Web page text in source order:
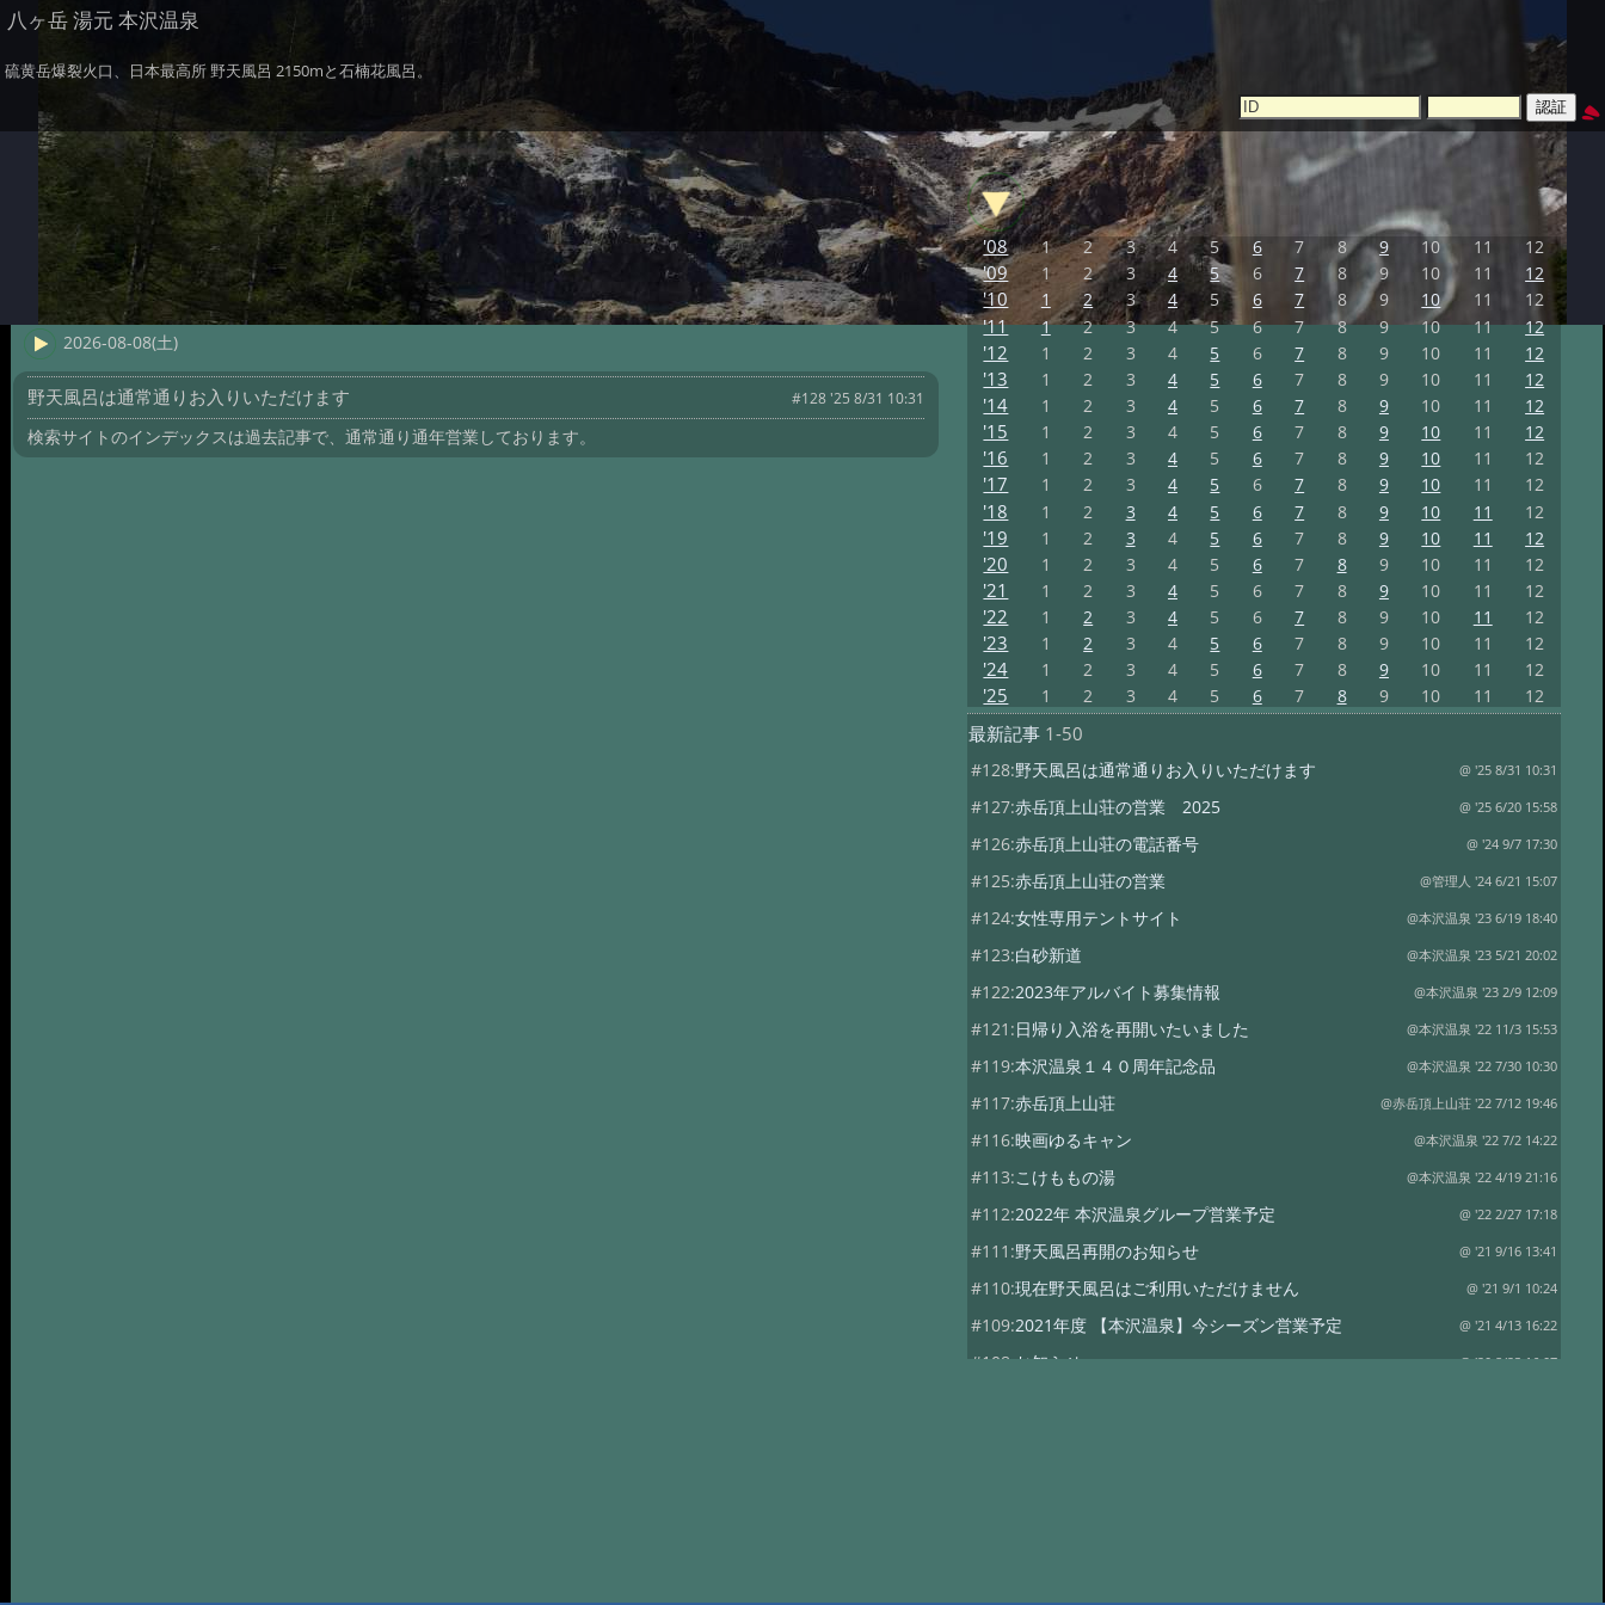
八ヶ岳 湯元 本沢温泉
硫黄岳爆裂火口、日本最高所 野天風呂 2150mと石楠花風呂。
2026-08-08(土)
野天風呂は通常通りお入りいただけます #128 '25 8/31 10:31
検索サイトのインデックスは過去記事で、通常通り通年営業しております。
'08 1 2 3 4 5 6 7 8 9 10 11 12
'09 1 2 3 4 5 6 7 8 9 10 11 12
'10 1 2 3 4 5 6 7 8 9 10 11 12
'11 1 2 3 4 5 6 7 8 9 10 11 12
'12 1 2 3 4 5 6 7 8 9 10 11 12
'13 1 2 3 4 5 6 7 8 9 10 11 12
'14 1 2 3 4 5 6 7 8 9 10 11 12
'15 1 2 3 4 5 6 7 8 9 10 11 12
'16 1 2 3 4 5 6 7 8 9 10 11 12
'17 1 2 3 4 5 6 7 8 9 10 11 12
'18 1 2 3 4 5 6 7 8 9 10 11 12
'19 1 2 3 4 5 6 7 8 9 10 11 12
'20 1 2 3 4 5 6 7 8 9 10 11 12
'21 1 2 3 4 5 6 7 8 9 10 11 12
'22 1 2 3 4 5 6 7 8 9 10 11 12
'23 1 2 3 4 5 6 7 8 9 10 11 12
'24 1 2 3 4 5 6 7 8 9 10 11 12
'25 1 2 3 4 5 6 7 8 9 10 11 12
最新記事1-50
#128:野天風呂は通常通りお入りいただけます @ '25 8/31 10:31
#127:赤岳頂上山荘の営業 2025 @ '25 6/20 15:58
#126:赤岳頂上山荘の電話番号 @ '24 9/7 17:30
#125:赤岳頂上山荘の営業 @管理人 '24 6/21 15:07
#124:女性専用テントサイト @本沢温泉 '23 6/19 18:40
#123:白砂新道 @本沢温泉 '23 5/21 20:02
#122:2023年アルバイト募集情報 @本沢温泉 '23 2/9 12:09
#121:日帰り入浴を再開いたいました @本沢温泉 '22 11/3 15:53
#119:本沢温泉１４０周年記念品 @本沢温泉 '22 7/30 10:30
#117:赤岳頂上山荘 @赤岳頂上山荘 '22 7/12 19:46
#116:映画ゆるキャン @本沢温泉 '22 7/2 14:22
#113:こけももの湯 @本沢温泉 '22 4/19 21:16
#112:2022年 本沢温泉グループ営業予定 @ '22 2/27 17:18
#111:野天風呂再開のお知らせ @ '21 9/16 13:41
#110:現在野天風呂はご利用いただけません @ '21 9/1 10:24
#109:2021年度 【本沢温泉】今シーズン営業予定 @ '21 4/13 16:22
#108:お知らせ @ '20 8/23 16:07